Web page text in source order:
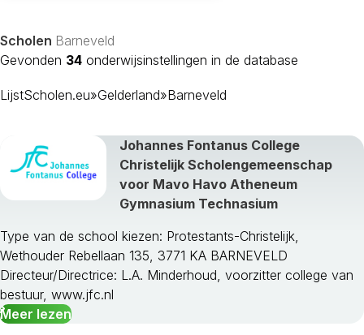
Aalten
Apeldoorn
Scholen Barneveld
Gevonden 34 onderwijsinstellingen in de database
LijstScholen.eu»Gelderland»Barneveld
Johannes Fontanus College
Christelijk Scholengemeenschap
voor Mavo Havo Atheneum
Gymnasium Technasium
Type van de school kiezen: Protestants-Christelijk,
Wethouder Rebellaan 135, 3771 KA BARNEVELD
Directeur/Directrice: L.A. Minderhoud, voorzitter college van
bestuur, www.jfc.nl
Meer lezen